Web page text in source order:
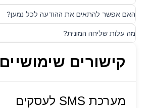
האם אפשר להתאים את ההודעה לכל נמען?
מה עלות שליחה המונית?
קישורים שימושיים
מערכת SMS לעסקים